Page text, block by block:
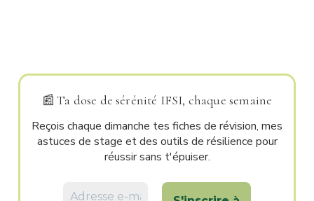
📰Ta dose de sérénité IFSI, chaque semaine
Reçois chaque dimanche tes fiches de révision, mes
astuces de stage et des outils de résilience pour
réussir sans t'épuiser.